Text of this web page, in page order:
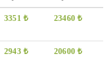
3351 ₺ 23460 ₺
2943 ₺ 20600 ₺